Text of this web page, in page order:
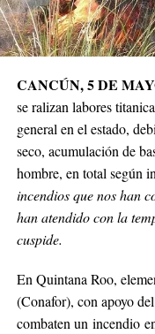
CANCÚN, 5 DE
se ralizan labores
general en el estado,
seco, acumulación de
hombre, en total según
incendios que nos han
han atendido con la
cuspide.
En Quintana Roo,
(Conafor), con apoyo
combaten un incendio